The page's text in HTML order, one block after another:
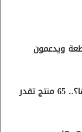
ويدعمون
ما هي المنتجات الإسرائيلية التي يجب مقاطعتها؟.. 65 منتج تقدر